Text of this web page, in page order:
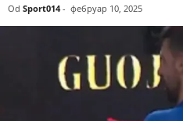
Od Sport014- фебруар 10, 2025